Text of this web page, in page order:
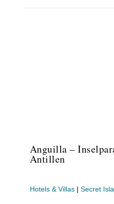
Anguilla –
Antillen
Hotels & Villas| Secret